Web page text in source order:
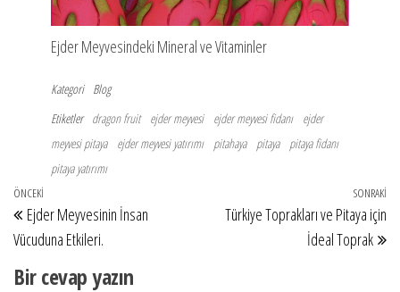
Ejder Meyvesindeki Mineral ve Vitaminler
Kategori Blog
Etiketler dragon fruit ejder meyvesi ejder meyvesi fidanı
ejder
meyvesi pitaya
ejder meyvesi yatırımı pitahaya pitaya
pitaya fidanı
pitaya yatırımı
Yazı
dolaşımı
Önceki
Yazı
ÖNCEKI
Ejder Meyvesinin İnsan
Vücuduna Etkileri.
SONRAKI
Türkiye Toprakları ve Pitaya için
İdeal Toprak
Bir cevap yazın